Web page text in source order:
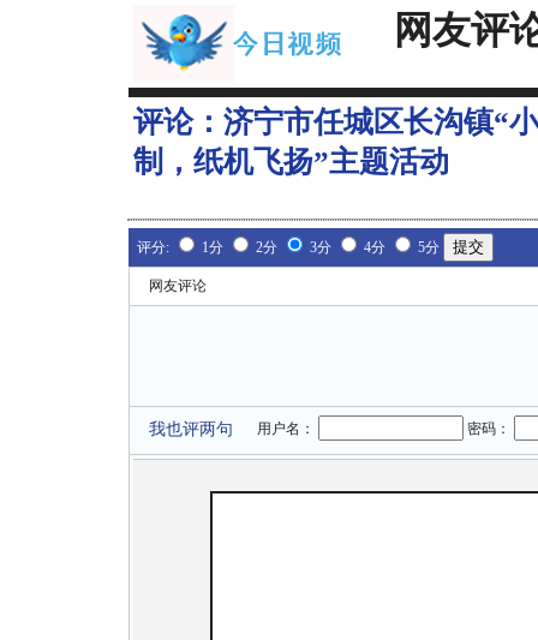
网友评
评论： 济宁市任城区长沟镇“
制，纸机飞扬”主题活动
评分: 1分 2分 3分 4分 5分
网友评论
我也评两句 用户名： 密码：